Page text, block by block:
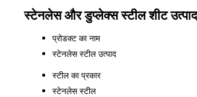
स्टेनलेस और डुप्लेक्स स्टील शीट उत्पाद
प्रोडक्ट का नाम
स्टेनलेस स्टील उत्पाद
स्टील का प्रकार
स्टेनलेस स्टील